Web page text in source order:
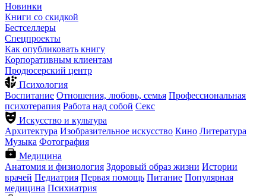
Новинки
Книги со скидкой
Бестселлеры
Спецпроекты
Как опубликовать книгу
Корпоративным клиентам
Продюсерский центр
Психология
Воспитание Отношения, любовь, семья Профессиональная
психотерапия Работа над собой Секс
Искусство и культура
Архитектура Изобразительное искусство Кино Литература
Музыка Фотография
Медицина
Анатомия и физиология Здоровый образ жизни Истории
врачей Педиатрия Первая помощь Питание Популярная
медицина Психиатрия